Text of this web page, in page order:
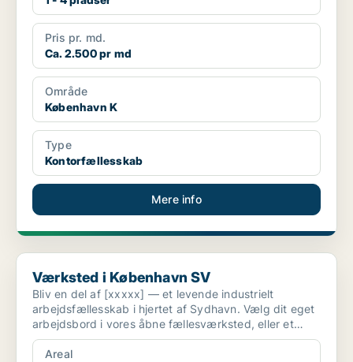
Pris pr. md.
Ca. 2.500 pr md
Område
København K
Type
Kontorfællesskab
Mere info
Værksted i København SV
Værksted i København SV
Bliv en del af [xxxxx] — et levende industrielt
arbejdsfællesskab i hjertet af Sydhavn. Vælg dit eget
arbejdsbord i vores åbne fællesværksted, eller et
priva...
Areal